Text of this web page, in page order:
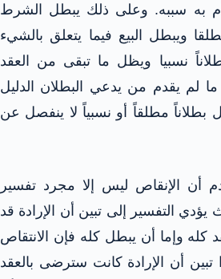
به سببه. وعلى ذلك يبطل الشرط
ويبطل البيع فيما يتعلق بالشيء
نسبيا ويظل ما تبقى من العقد
ما لم يقدم من يدعي البطلان الدليل
مطلقاً أو نسبياً لا ينفصل عن
أن الإنقاص ليس إلا مجرد تفسير
يؤدي التفسير إلى تبين أن الإرادة قد
وإما أن يبطل كله فإن الانتقاص
تبين أن الإرادة كانت سترضى بالعقد